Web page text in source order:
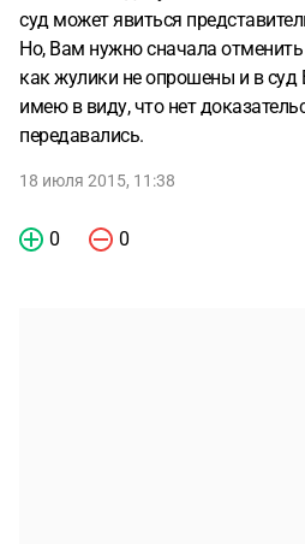
суд может явиться
Но, Вам нужно сначала
как жулики не опрошены и в суд
имею в виду, что нет
передавались.
18 июля 2015, 11:38
0 0